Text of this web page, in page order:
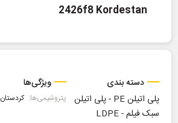
2426f8 Kordestan
دسته بندی
پلی اتیلن PE
-پلی اتیلن
سبک فیلم - LDPE
ویژگی‌ها
پتروشیمی‌ها: کردستان